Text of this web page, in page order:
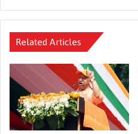
Related Articles